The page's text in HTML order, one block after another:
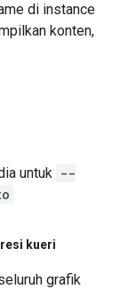
di instance
konten,
untuk --
kueri
grafik